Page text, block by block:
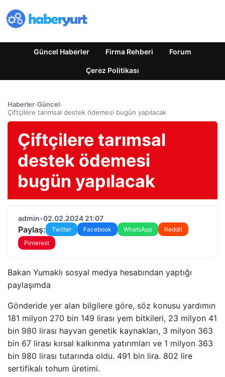
Güncel Haberler Firma Rehberi Forum
Çerez Politikası
Haberler›Güncel›
Çiftçilere tarımsal destek ödemesi bugün yapılacak
Çiftçilere tarımsal
destek ödemesi
bugün yapılacak
admin•02.02.2024 21:07
Paylaş: Twitter Facebook WhatsApp
Reddit
Pinterest
Bakan Yumaklı sosyal medya hesabından yaptığı
paylaşımda
Gönderide yer alan bilgilere göre, söz konusu yardımın
181 milyon 270 bin 149 lirası yem bitkileri, 23 milyon 41
bin 980 lirası hayvan genetik kaynakları, 3 milyon 363
bin 67 lirası kırsal kalkınma yatırımları ve 1 milyon 363
bin 980 lirası tutarında oldu. 491 bin lira. 802 lire
sertifikalı tohum üretimi.